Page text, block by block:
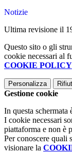
Notizie
Ultima revisione il
Questo sito o gli
cookie necessari al
COOKIE POLICY
Personalizza
Gestione cookie
In questa schermata
I cookie necessari
piattaforma e non è
Per conoscere quali
visionare la